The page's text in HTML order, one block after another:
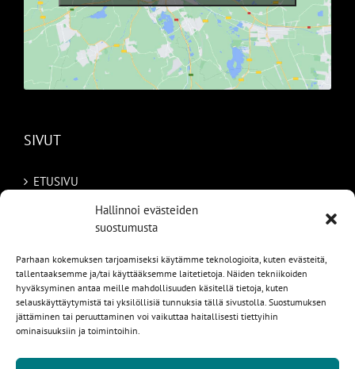
Hallinnoi evästeiden
suostumusta
Parhaan kokemuksen tarjoamiseksi käytämme teknologioita, kuten evästeitä,
tallentaaksemme ja/tai käyttääksemme laitetietoja. Näiden tekniikoiden
hyväksyminen antaa meille mahdollisuuden käsitellä tietoja, kuten
selauskäyttäytymistä tai yksilöllisiä tunnuksia tällä sivustolla. Suostumuksen
jättäminen tai peruuttaminen voi vaikuttaa haitallisesti tiettyihin
ominaisuuksiin ja toimintoihin.
SIVUT
ETUSIVU
TILAA AUTO RUOTSISTA
PALVELUT